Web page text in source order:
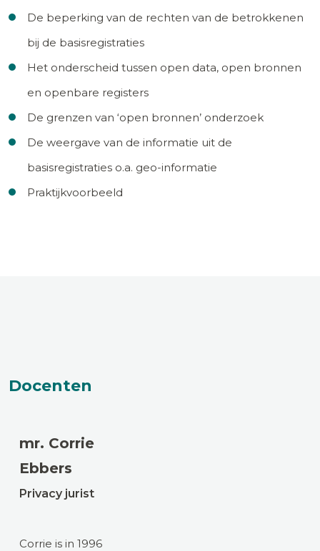
De beperking van de rechten van de betrokkenen
bij de basisregistraties
Het onderscheid tussen open data, open bronnen
en openbare registers
De grenzen van ‘open bronnen’ onderzoek
De weergave van de informatie uit de
basisregistraties o.a. geo-informatie
Praktijkvoorbeeld
Docenten
mr. Corrie
Ebbers
Privacy jurist
Corrie is in 1996